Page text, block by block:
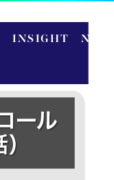
INSIGHT NEWS